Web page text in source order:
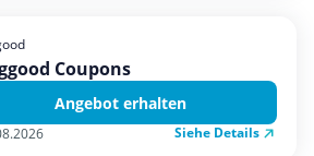
Coupons
Angebot erhalten
Siehe Details